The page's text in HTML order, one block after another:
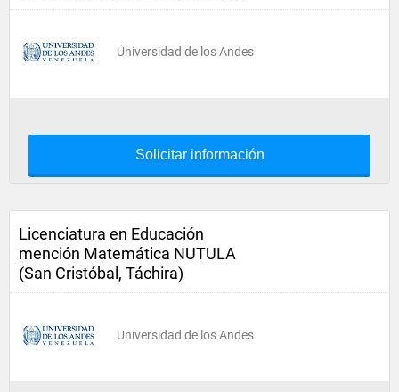
Universidad de los Andes
Solicitar información
Licenciatura en Educación
mención Matemática NUTULA
(San Cristóbal, Táchira)
Universidad de los Andes